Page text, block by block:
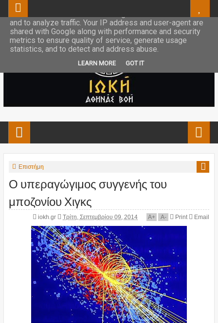
Επιστήμη
Ο υπεραγώγιμος συγγενής του
μποζονίου Χιγκς
iokh.gr Τρίτη, Σεπτεμβρίου 09, 2014 A+ A- Print Email
This site uses cookies from Google to deliver its services
and to analyze traffic. Your IP address and user-agent are
shared with Google along with performance and security
metrics to ensure quality of service, generate usage
statistics, and to detect and address abuse.
LEARN MORE GOT IT